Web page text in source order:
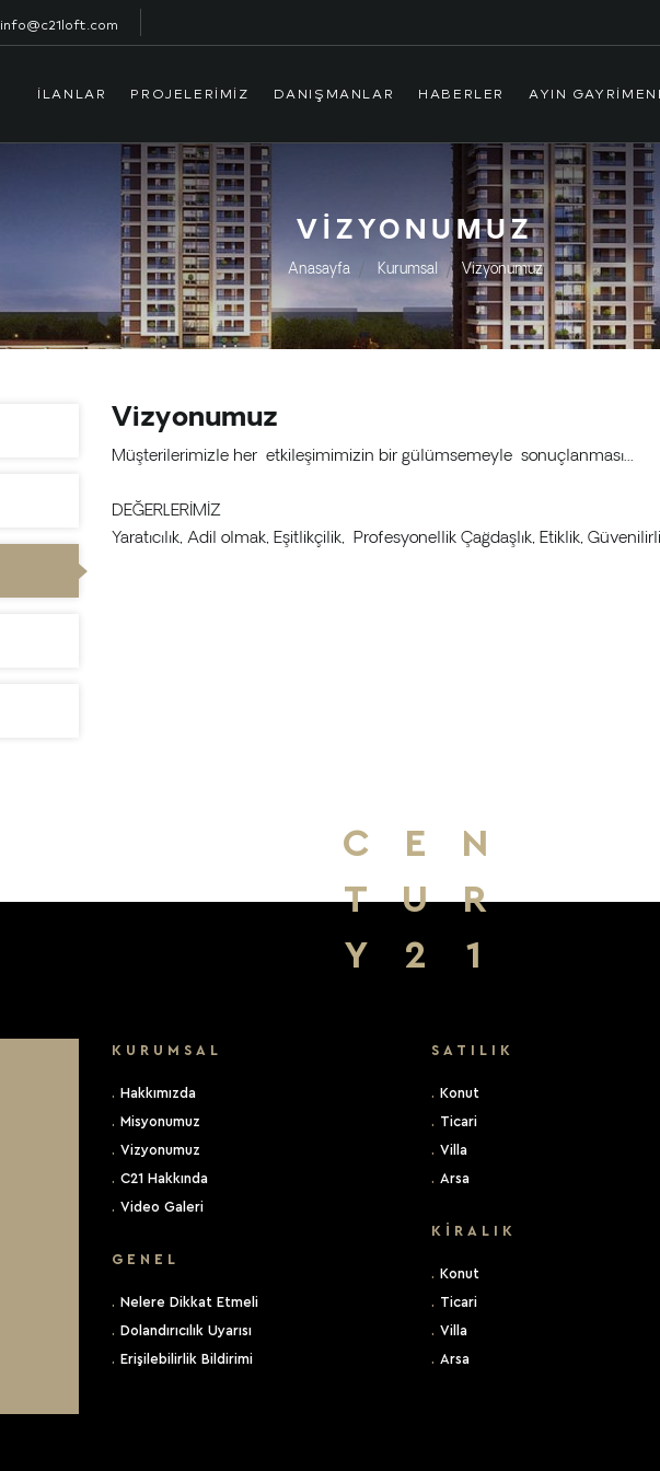
info@c21loft.com
İLANLAR PROJELERIMIZ DANIŞMANLAR HABERLER AYIN
VIZYONUMUZ
Anasayfa Kurumsal Vizyonumuz
Vizyonumuz
Müşterilerimizle her etkileşimimizin bir gülümsemeyle sonuçlanması...
DEĞERLERİMİZ
Yaratıcılık, Adil olmak, Eşitlikçilik, Profesyonellik Çağdaşlık, Etiklik,
C E
N
T
U
R
Y
2 1
KURUMSAL
. Hakkımızda
. Misyonumuz
. Vizyonumuz
. C21 Hakkında
. Video Galeri
GENEL
. Nelere Dikkat Etmeli
. Dolandırıcılık Uyarısı
. Erişilebilirlik Bildirimi
SATILIK
. Konut
. Ticari
. Villa
. Arsa
KIRALIK
. Konut
. Ticari
. Villa
. Arsa